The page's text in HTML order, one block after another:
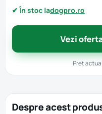
✔ În stoc ladogpro.ro
Vezi
Preț
Despre acest